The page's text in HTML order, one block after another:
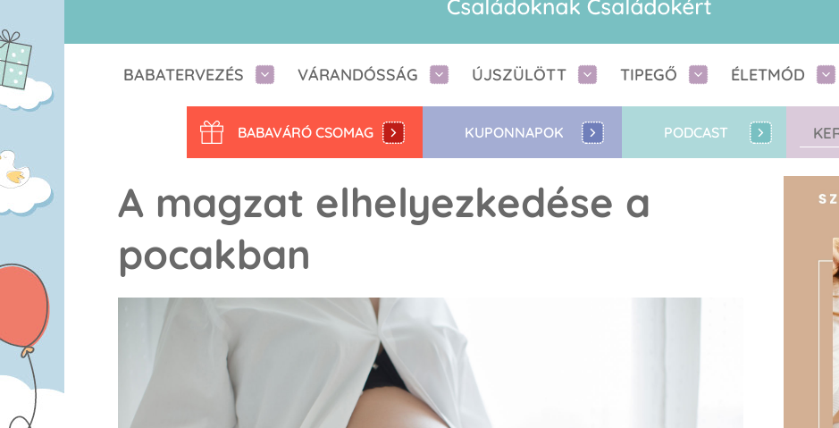
BABATERVEZÉS VÁRANDÓSSÁG ÚJSZÜLÖTT TIPEGŐ ÉLETMÓD
BABAVÁRÓ CSOMAG KUPONNAPOK PODCAST
A magzat elhelyezkedése a
pocakban